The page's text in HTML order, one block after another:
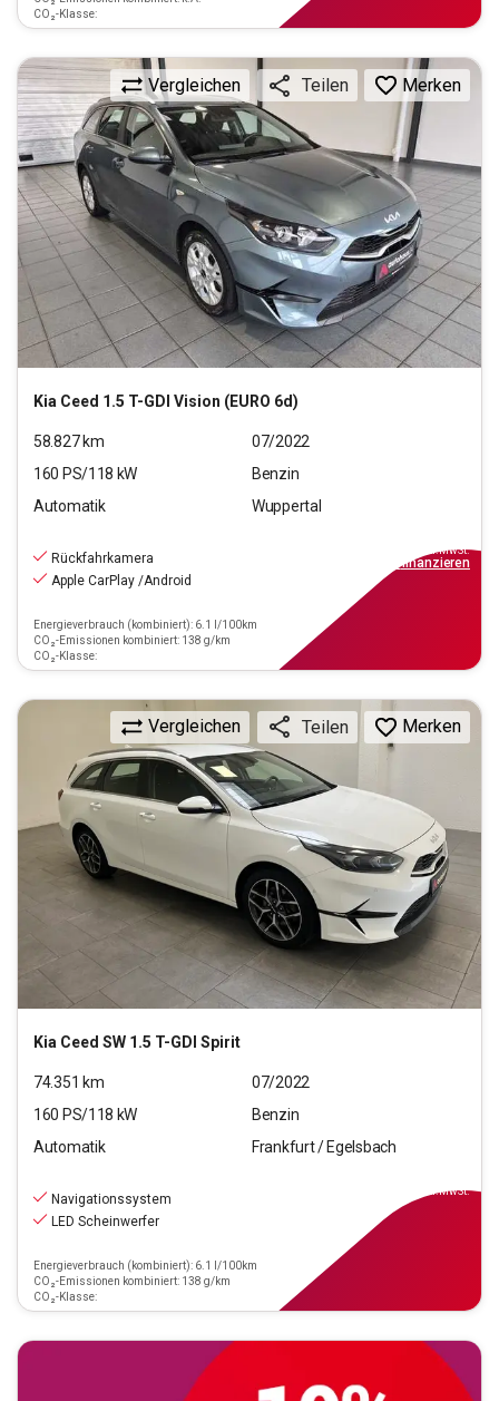
CO₂-Klasse:
Kia Ceed 1.5 T-GDI Vision (EURO 6d)
Vergleichen Teilen Merken
58.827km
07/2022
160 PS/118 kW
Benzin
Automatik
Wuppertal
Rückfahrkamera
Apple CarPlay /Android
Energieverbrauch (kombiniert): 6.1 l/100km
CO₂-Emissionen kombiniert: 138 g/km
CO₂-Klasse:
inkl.MwSt.
finanzieren
Kia Ceed SW 1.5 T-GDI Spirit
Vergleichen Teilen Merken
74.351 km
07/2022
160 PS/118 kW
Benzin
Automatik
Frankfurt / Egelsbach
Navigationssystem
LED Scheinwerfer
Energieverbrauch (kombiniert): 6.1 l/100km
CO₂-Emissionen kombiniert: 138 g/km
CO₂-Klasse:
inkl.MwSt.